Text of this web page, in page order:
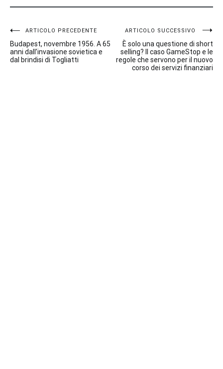
Navigazione
articoli
ARTICOLO PRECEDENTE
Budapest, novembre 1956. A 65
anni dall’invasione sovietica e
dal brindisi di Togliatti
ARTICOLO SUCCESSIVO
È solo una questione di short
selling? Il caso GameStop e le
regole che servono per il nuovo
corso dei servizi finanziari